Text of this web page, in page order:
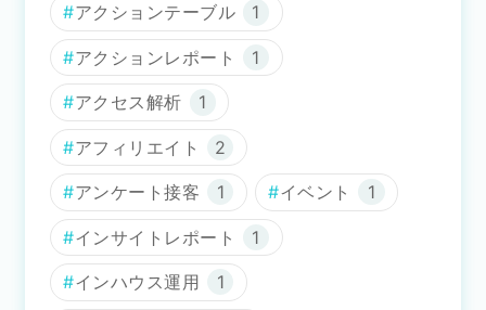
アクションテーブル 1
アクションレポート 1
アクセス解析 1
アフィリエイト 2
アンケート接客 1 イベント 1
インサイトレポート 1
インハウス運用 1